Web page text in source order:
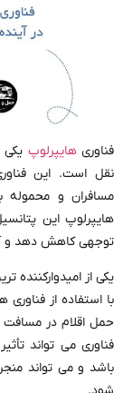
فناوریهایپرلوپ
نقل است. این
مسافران و محموله
هایپرلوپ این
توجهی کاهش دهد و
یکی از امیدوارکننده
با استفاده از
حمل اقلام در
فناوری می تواند
باشد و می تواند